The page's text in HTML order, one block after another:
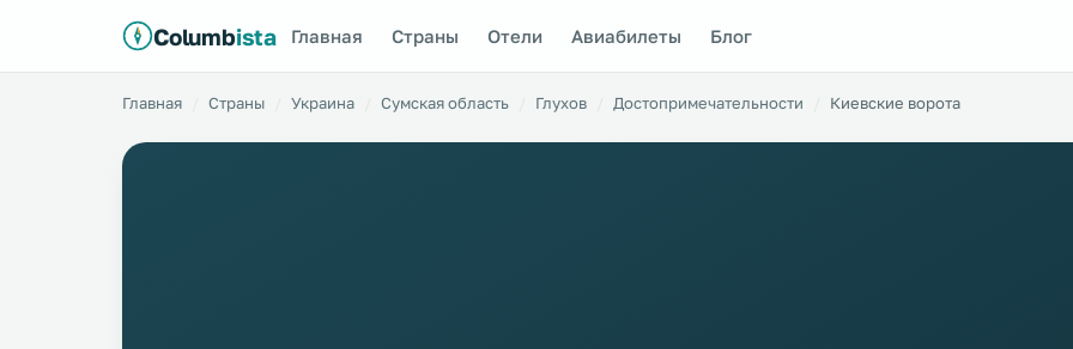
Columbista Главная Страны Отели Авиабилеты Блог
Главная Страны Украина Сумская область Глухов Достопримечательности Киевские ворота